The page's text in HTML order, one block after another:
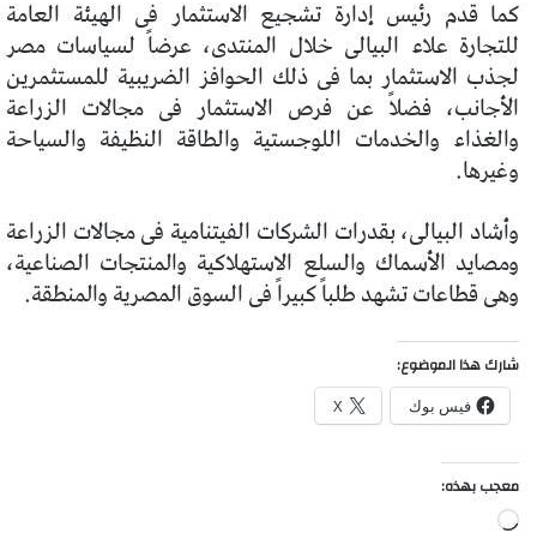
كما قدم رئيس إدارة تشجيع الاستثمار فى الهيئة العامة
للتجارة علاء البيالى خلال المنتدى، عرضاً لسياسات مصر
لجذب الاستثمار بما فى ذلك الحوافز الضريبية للمستثمرين
الأجانب، فضلاً عن فرص الاستثمار فى مجالات الزراعة
والغذاء والخدمات اللوجستية والطاقة النظيفة والسياحة
وغيرها.
وأشاد البيالى، بقدرات الشركات الفيتنامية فى مجالات الزراعة
ومصايد الأسماك والسلع الاستهلاكية والمنتجات الصناعية،
وهى قطاعات تشهد طلباً كبيراً فى السوق المصرية والمنطقة.
شارك هذا الموضوع:
فيس بوك X
معجب بهذه:
جاري